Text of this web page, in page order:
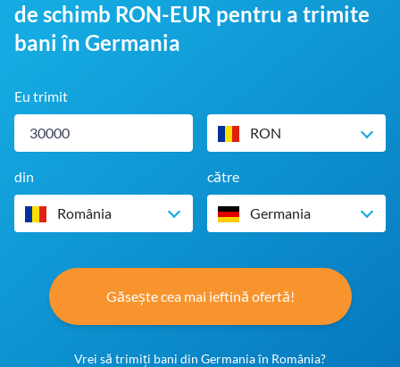
de schimb RON-EUR pentru a trimite
bani în Germania
Eu trimit
RON
din
România
către
Germania
Găsește cea mai ieftină ofertă!
Vrei să trimiți bani din Germania în România?